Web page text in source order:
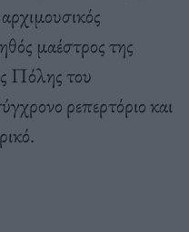
μαέστρος της
Πόλης του
ρεπερτόριο και